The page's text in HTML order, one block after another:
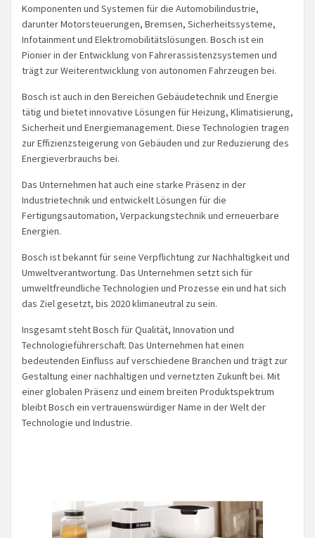
Komponenten und Systemen für die Automobilindustrie,
darunter Motorsteuerungen, Bremsen, Sicherheitssysteme,
Infotainment und Elektromobilitätslösungen. Bosch ist ein
Pionier in der Entwicklung von Fahrerassistenzsystemen und
trägt zur Weiterentwicklung von autonomen Fahrzeugen bei.
Bosch ist auch in den Bereichen Gebäudetechnik und Energie
tätig und bietet innovative Lösungen für Heizung, Klimatisierung,
Sicherheit und Energiemanagement. Diese Technologien tragen
zur Effizienzsteigerung von Gebäuden und zur Reduzierung des
Energieverbrauchs bei.
Das Unternehmen hat auch eine starke Präsenz in der
Industrietechnik und entwickelt Lösungen für die
Fertigungsautomation, Verpackungstechnik und erneuerbare
Energien.
Bosch ist bekannt für seine Verpflichtung zur Nachhaltigkeit und
Umweltverantwortung. Das Unternehmen setzt sich für
umweltfreundliche Technologien und Prozesse ein und hat sich
das Ziel gesetzt, bis 2020 klimaneutral zu sein.
Insgesamt steht Bosch für Qualität, Innovation und
Technologieführerschaft. Das Unternehmen hat einen
bedeutenden Einfluss auf verschiedene Branchen und trägt zur
Gestaltung einer nachhaltigen und vernetzten Zukunft bei. Mit
einer globalen Präsenz und einem breiten Produktspektrum
bleibt Bosch ein vertrauenswürdiger Name in der Welt der
Technologie und Industrie.